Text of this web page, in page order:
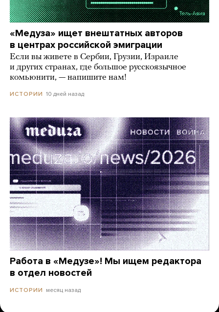
«Медуза» ищет внештатных авторов
в центрах российской эмиграции
Если вы живете в Сербии, Грузии, Израиле
и других странах, где большое русскоязычное
комьюнити, — напишите нам!
ИСТОРИИ 10 дней назад
Работа в «Медузе»! Мы ищем редактора
в отдел новостей
ИСТОРИИ месяц назад